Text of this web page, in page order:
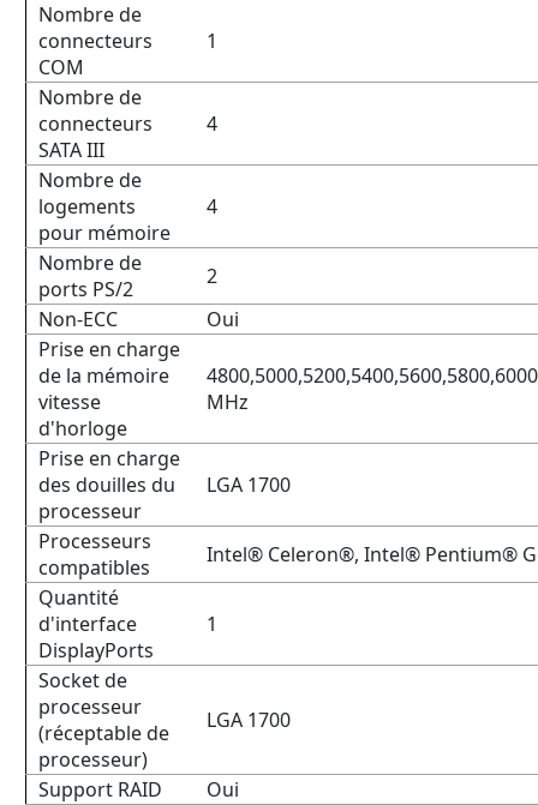
Nombre de
connecteurs
COM
1
Nombre de
connecteurs
SATA III
4
Nombre de
logements
pour mémoire
4
Nombre de
ports PS/2
2
Non-ECC
Oui
Prise en charge
de la mémoire
vitesse
d'horloge
MHz
Prise en charge
des douilles du
processeur
LGA 1700
Processeurs
compatibles
Intel® Celeron®, Intel® Pentium®
Quantité
d'interface
DisplayPorts
1
Socket de
processeur
(réceptable de
processeur)
LGA 1700
Support RAID Oui